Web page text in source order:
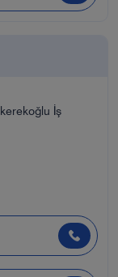
İş